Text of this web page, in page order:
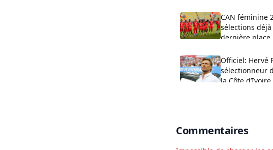
CAN féminine
sélections
dernière
Officiel: Hervé
sélectionneur
la Côte d’Ivoire
Commentaires